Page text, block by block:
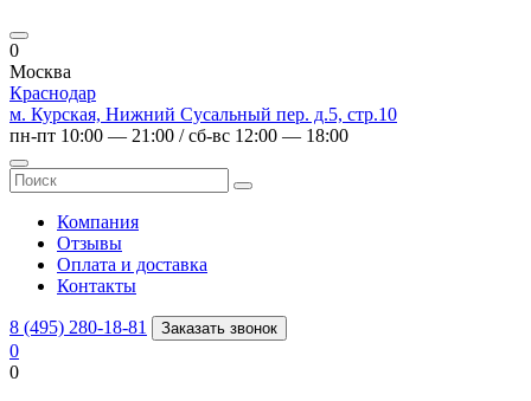
0
Москва
Краснодар
м. Курская, Нижний Сусальный пер. д.5, стр.10
пн-пт 10:00 — 21:00 / сб-вс 12:00 — 18:00
Компания
Отзывы
Оплата и доставка
Контакты
8 (495) 280-18-81 Заказать звонок
0
0